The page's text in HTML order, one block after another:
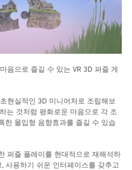
음으로 즐길 수 있는 VR 3D 퍼즐 게
현실적인 3D 미니어처로 조립해보
는 것처럼 평화로운 마음으로 각 조
한 몰입형 음향효과를 즐길 수 있습
퍼즐 플레이를 현대적으로 재해석하
사용하기 쉬운 인터페이스를 갖추고